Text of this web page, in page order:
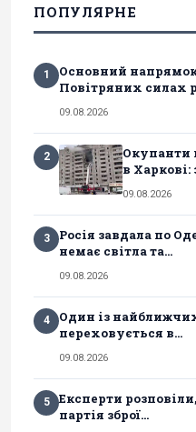
ПОПУЛЯРНЕ
1
Основний
Повітряних силах
09.08.2026
2
Окупанти
в Харкові:
09.08.2026
3
Росія завдала по
немає світла та...
09.08.2026
4
Один із
переховується в...
09.08.2026
5
Експерти
партія зброї...